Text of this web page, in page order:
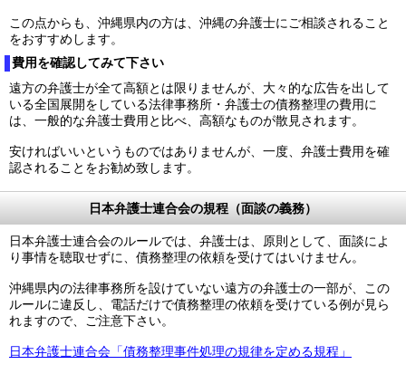
この点からも、沖縄県内の方は、沖縄の弁護士にご相談されること
をおすすめします。
費用を確認してみて下さい
遠方の弁護士が全て高額とは限りませんが、大々的な広告を出して
いる全国展開をしている法律事務所・弁護士の債務整理の費用に
は、一般的な弁護士費用と比べ、高額なものが散見されます。
安ければいいというものではありませんが、一度、弁護士費用を確
認されることをお勧め致します。
日本弁護士連合会の規程（面談の義務）
日本弁護士連合会のルールでは、弁護士は、原則として、面談によ
り事情を聴取せずに、債務整理の依頼を受けてはいけません。
沖縄県内の法律事務所を設けていない遠方の弁護士の一部が、この
ルールに違反し、電話だけで債務整理の依頼を受けている例が見ら
れますので、ご注意下さい。
日本弁護士連合会「債務整理事件処理の規律を定める規程」